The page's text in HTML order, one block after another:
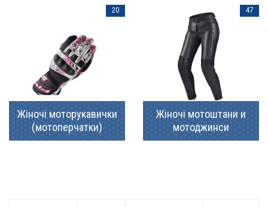
Жіночі моторукавички
(мотоперчатки)
20
Жіночі мотоштани и
мотоджинси
47